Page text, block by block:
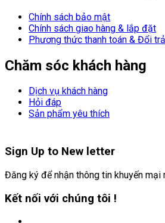
Chính sách bảo mật
Chính sách giao hàng & lắp đặt
Phương thức thanh toán & Đổi trả
Chăm sóc khách hàng
Dịch vụ khách hàng
Hỏi đáp
Sản phẩm yêu thích
Sign Up to New letter
Đăng ký để nhận thông tin khuyến mại
Kết nối với chúng tôi !